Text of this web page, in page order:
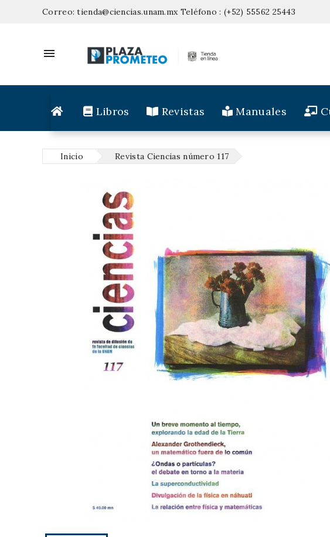
Correo:tienda@ciencias.unam.mxTeléfono : (+52) 55562 25443

Libros Revistas Manuales
Inicio Revista Ciencias número 117